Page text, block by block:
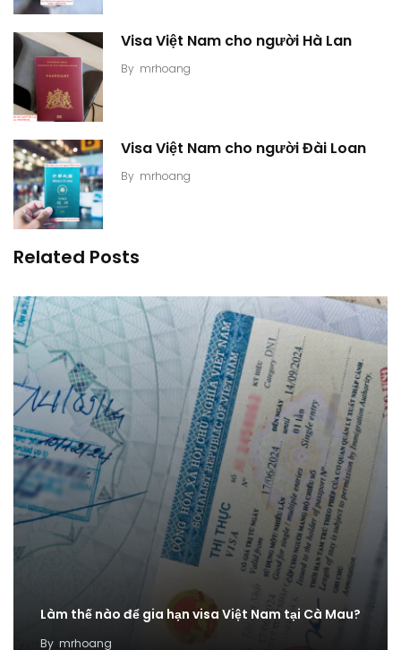
Visa Việt Nam cho người Hà Lan
By mrhoang
Visa Việt Nam cho người Đài Loan
By mrhoang
Related Posts
Làm thế nào để gia hạn visa Việt Nam tại Cà Mau?
By mrhoang